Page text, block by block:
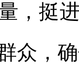
，挺
众，